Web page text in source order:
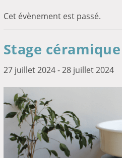
Cet évènement est passé.
Stage céramique
27 juillet 2024-28 juillet 2024